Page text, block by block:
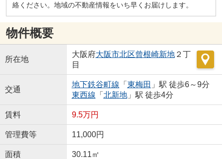
絡ください。地域の不動産情報をいち早くお届けします。
物件概要
所在地
大阪府大阪市北区曾根崎新地２丁
目
交通
地下鉄谷町線 「 東梅田 」駅 徒歩6～9分
東西線 「 北新地」駅 徒歩4分
賃料 9.5万円
管理費等 11,000円
面積 30.11㎡